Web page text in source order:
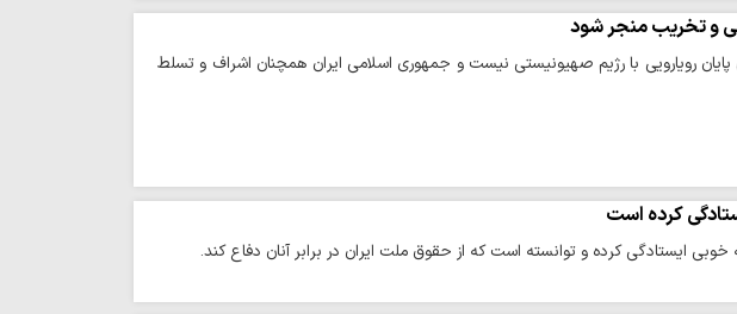
و تخریب منجر شود
رویارویی با رژیم صهیونیستی نیست و جمهوری اسلامی ایران همچنان اشراف و تسلط
کرده است
ایستادگی کرده و توانسته است که از حقوق ملت ایران در برابر آنان دفاع کند.